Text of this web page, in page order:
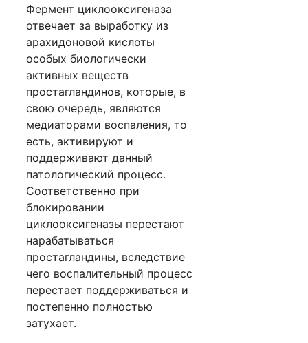
Фермент циклооксигеназа
отвечает за выработку из
арахидоновой кислоты
особых биологически
активных веществ
простагландинов, которые, в
свою очередь, являются
медиаторами воспаления, то
есть, активируют и
поддерживают данный
патологический процесс.
Соответственно при
блокировании
циклооксигеназы перестают
нарабатываться
простагландины, вследствие
чего воспалительный процесс
перестает поддерживаться и
постепенно полностью
затухает.